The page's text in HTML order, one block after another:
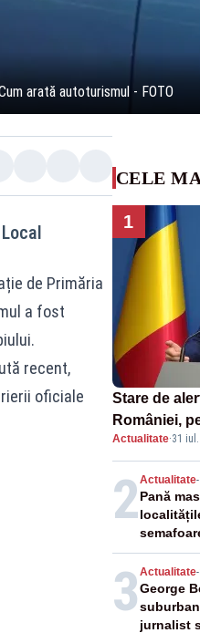
arată autoturismul - FOTO
de Primăria
a fost
recent,
oficiale
CELE
1
Stare de
României,
Bolojan a
restricții –
Actualitate·31
2Actualitate-
Pană
afectate
3 Actualitate-
George
jurnalist